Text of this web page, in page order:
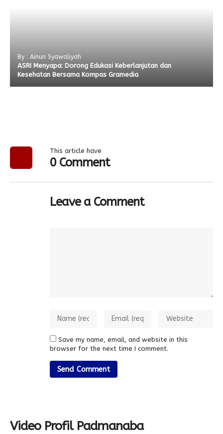
By : Ainun Syawaliyah
ASRI Menyapa: Dorong Edukasi Keberlanjutan dan
Kesehatan Bersama Kompas Gramedia
This article have
0 Comment
Leave a Comment
Save my name, email, and website in this
browser for the next time I comment.
Video Profil Padmanaba